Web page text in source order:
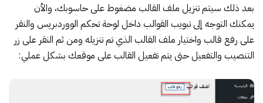
بعد ذلك سيتم تنزيل ملف القالب مضغوط على حاسوبك، والأن
يمكنك التوجه إلى تبويب القوالب داخل لوحة تحكم الووردبريس والنقر
على رفع قالب واختيار ملف القالب الذي تم تنزيله ومن ثم النقر على زر
التنصيب والتفعيل حتى يتم تفعيل القالب على موقعك بشكل عملي: